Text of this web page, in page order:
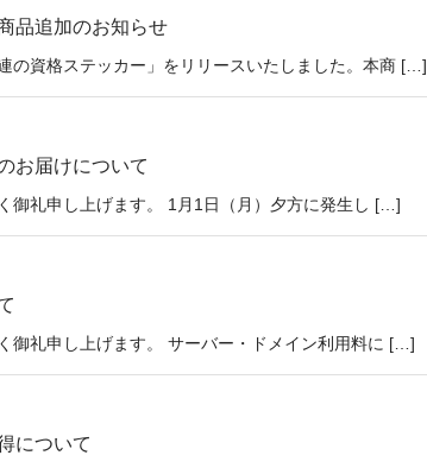
品追加のお知らせ
の資格ステッカー」をリリースいたしました。本商 […]
お届けについて
御礼申し上げます。 1月1日（月）夕方に発生し […]
御礼申し上げます。 サーバー・ドメイン利用料に […]
について